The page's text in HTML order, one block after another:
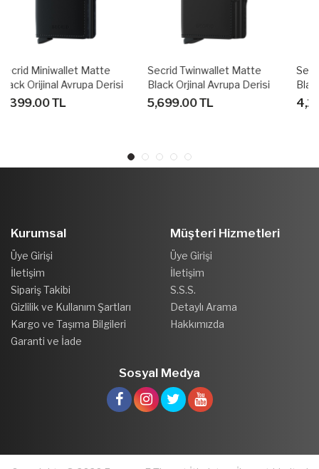
Secrid Twinwallet Matte
Black Orjinal Avrupa Derisi
Cüzdan
5,699.00 TL
Secrid Miniwallet Mat
Black & Red Orijinal Avrupa
Derisi Cüzdan
4,199.00 TL
Kurumsal
Üye Girişi
İletişim
Sipariş Takibi
Gizlilik ve Kullanım Şartları
Kargo ve Taşıma Bilgileri
Garanti ve İade
Müşteri Hizmetleri
Üye Girişi
İletişim
S.S.S.
Detaylı Arama
Hakkımızda
Sosyal Medya